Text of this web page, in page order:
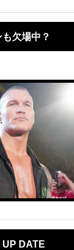
欠場中？
DATE